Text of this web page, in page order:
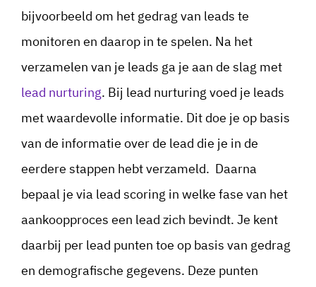
bijvoorbeeld om het gedrag van leads te
monitoren en daarop in te spelen. Na het
verzamelen van je leads ga je aan de slag met
lead nurturing. Bij lead nurturing voed je leads
met waardevolle informatie. Dit doe je op basis
van de informatie over de lead die je in de
eerdere stappen hebt verzameld. Daarna
bepaal je via lead scoring in welke fase van het
aankoopproces een lead zich bevindt. Je kent
daarbij per lead punten toe op basis van gedrag
en demografische gegevens. Deze punten